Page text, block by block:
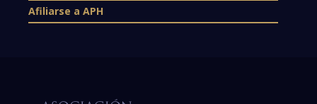
Afiliarse a APH